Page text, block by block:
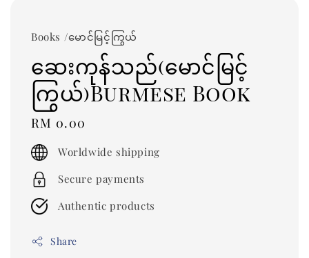
Books /မောင်မြင့်ကြွယ်
ဆေးကုန်သည်(မောင်မြင့်
ကြွယ်)Burmese Book
Regular
price
RM 0.00
Worldwide shipping
Secure payments
Authentic products
Share